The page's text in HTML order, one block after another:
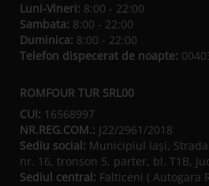
Luni-Vineri: 8:00 - 22:00
Sambata: 8:00 - 22:00
Duminica: 8:00 - 22:00
Telefon dispecerat de noapte:
ROMFOUR TUR SRL00
CUI: 16568997
NR.REG.COM.: J22/2961/2018
Sediu social: Municipiul Iaşi,
nr. 16, tronson 5, parter, bl. T1B,
Sediul central: Falticeni ( Autogara